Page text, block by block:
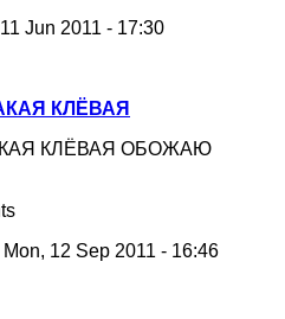
Jun 2011 - 17:30
КЛЁВАЯ
КЛЁВАЯ ОБОЖАЮ
12 Sep 2011 - 16:46